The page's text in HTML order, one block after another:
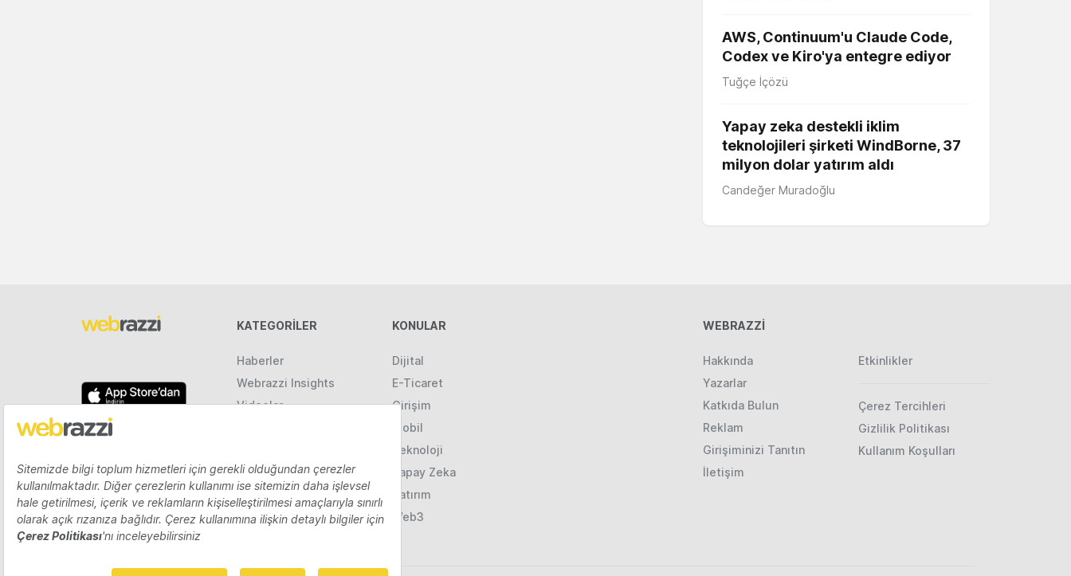
AWS, Continuum'u Claude Code,
Codex ve Kiro'ya entegre ediyor
Tuğçe İçözü
Yapay zeka destekli iklim
teknolojileri şirketi WindBorne, 37
milyon dolar yatırım aldı
Candeğer Muradoğlu
KATEGORILER
Haberler
Webrazzi Insights
Videolar
KONULAR
Dijital
E-Ticaret
Girişim
Mobil
Teknoloji
Yapay Zeka
Yatırım
Web3
WEBRAZZİ
Hakkında
Yazarlar
Katkıda Bulun
Reklam
Girişiminizi Tanıtın
İletişim
Etkinlikler
Çerez Tercihleri
Gizlilik Politikası
Kullanım Koşulları